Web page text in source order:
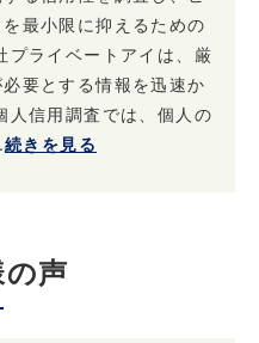
最小限に抑えるための
プライベートアイは、厳
要とする情報を迅速か
人信用調査では、個人の
続きを見る
声